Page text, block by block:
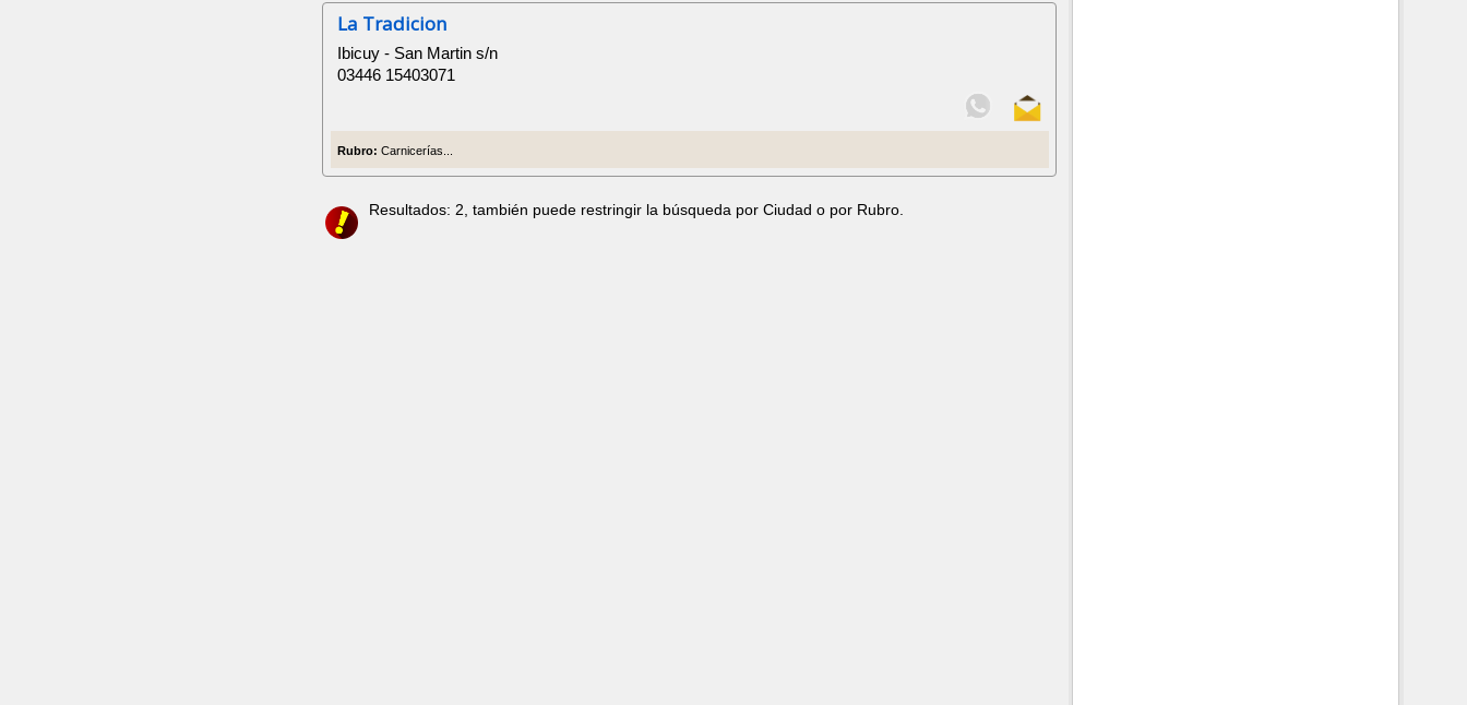
La Tradicion
Ibicuy - San Martin s/n
03446 15403071
Rubro: Carnicerías...
Resultados: 2, también puede restringir la búsqueda por Ciudad o por Rubro.